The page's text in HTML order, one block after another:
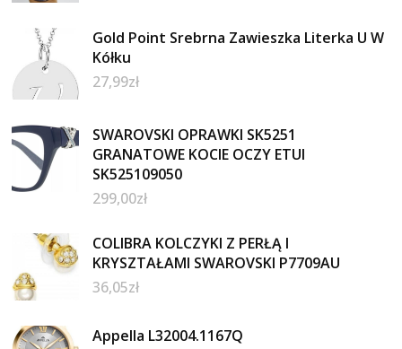
Gold Point Srebrna Zawieszka Literka U W
Kółku
27,99zł
SWAROVSKI OPRAWKI SK5251
GRANATOWE KOCIE OCZY ETUI
SK525109050
299,00zł
COLIBRA KOLCZYKI Z PERŁĄ I
KRYSZTAŁAMI SWAROVSKI P7709AU
36,05zł
Appella L32004.1167Q